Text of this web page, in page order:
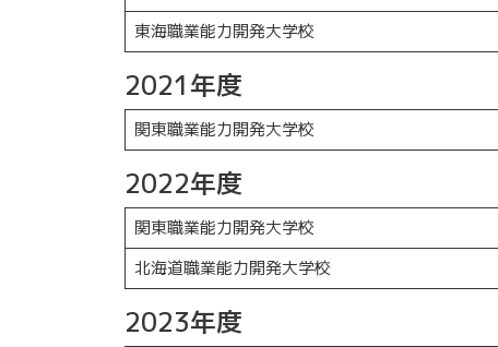
東海職業能力開発大学校
2021年度
関東職業能力開発大学校
2022年度
関東職業能力開発大学校
北海道職業能力開発大学校
2023年度